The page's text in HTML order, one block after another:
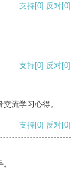
支持[0] 反对[0]
支持[0] 反对[0]
流学习心得。
支持[0] 反对[0]